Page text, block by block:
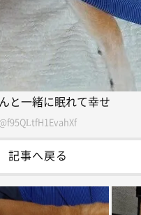
と一緒に眠れて幸せ
記事へ戻る